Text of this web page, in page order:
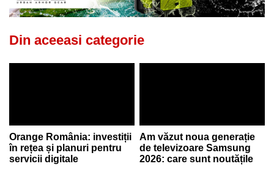
Din aceeasi categorie
Orange România: investiții
în rețea și planuri pentru
servicii digitale
Am văzut noua generație
de televizoare Samsung
2026: care sunt noutățile